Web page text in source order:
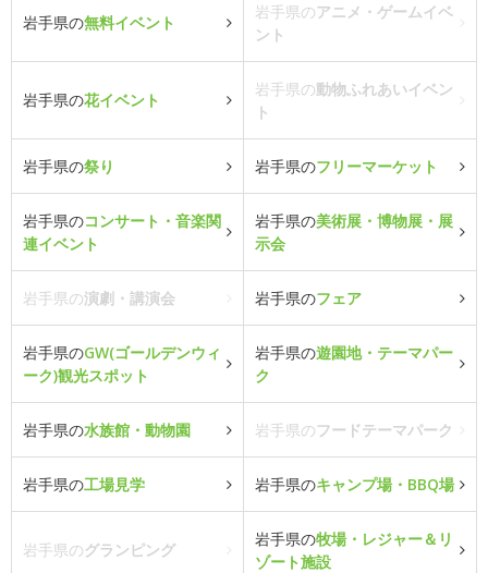
岩手県の無料イベント
岩手県のアニメ・ゲームイベ
ント
岩手県の花イベント
岩手県の動物ふれあいイベン
ト
岩手県の祭り 岩手県のフリーマーケット
岩手県のコンサート・音楽関
連イベント
岩手県の美術展・博物展・展
示会
岩手県の演劇・講演会 岩手県のフェア
岩手県のGW(ゴールデンウィ
ーク)観光スポット
岩手県の遊園地・テーマパー
ク
岩手県の水族館・動物園 岩手県のフードテーマパーク
岩手県の工場見学 岩手県のキャンプ場・BBQ場
岩手県のグランピング
岩手県の牧場・レジャー＆リ
ゾート施設